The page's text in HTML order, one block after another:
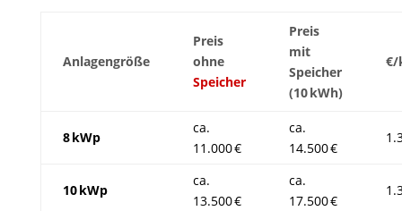
Anlagengröße
Preis
ohne
Speicher
Preis
mit
Speicher
(10 kWh)
€/
8 kWp
ca.
11.000 €
ca.
14.500 €
10 kWp
ca.
13.500 €
ca.
17.500 €